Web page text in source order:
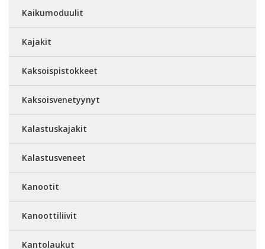
Kaikumoduulit
Kajakit
Kaksoispistokkeet
Kaksoisvenetyynyt
Kalastuskajakit
Kalastusveneet
Kanootit
Kanoottiliivit
Kantolaukut